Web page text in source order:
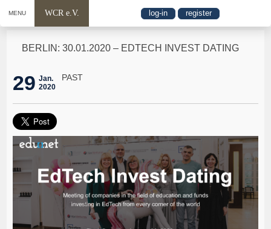
MENU WCR e.V. log-in register
BERLIN: 30.01.2020 – EDTECH INVEST DATING
29 Jan.
2020
PAST